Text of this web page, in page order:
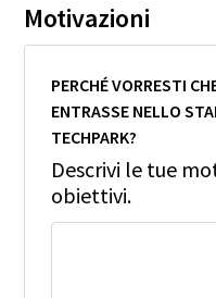
Motivazioni
PERCHÉ VORRESTI
ENTRASSE NELLO
TECHPARK?
Descrivi le tue
obiettivi.